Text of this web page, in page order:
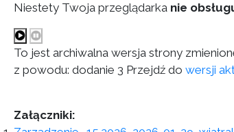
Niestety Twoja przeglądarka nie
To jest archiwalna wersja strony
z powodu: dodanie 3 Przejdź do wersji
Załączniki: